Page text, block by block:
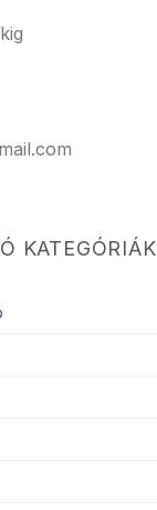
KATEGÓRIÁK